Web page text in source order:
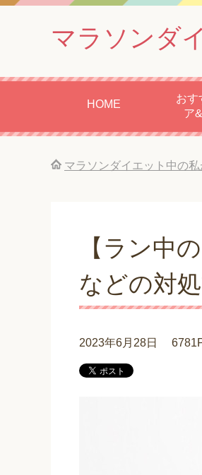
マラソンダ
HOME
おす
ア
マラソンダイエット中の
【ラン中
などの対
2023年6月28日